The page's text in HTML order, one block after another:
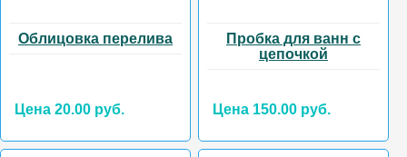
Облицовка перелива
Цена 20.00 руб.
Пробка для ванн с
цепочкой
Цена 150.00 руб.